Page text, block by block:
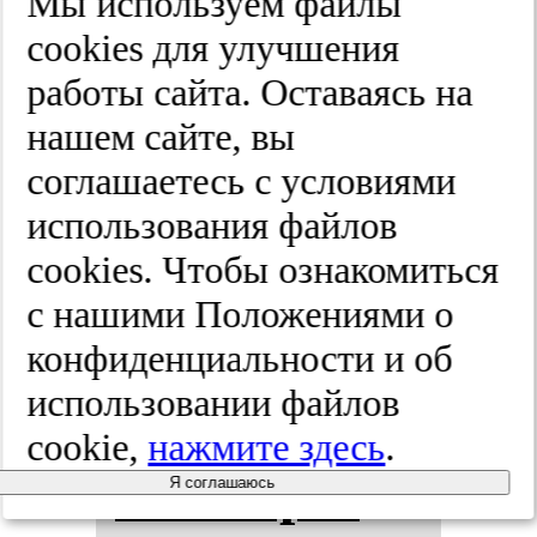
ки.
2025;(8-2):74-80
По­вы­ше­
ние дос­туп­
нос­ти ре­
пер­фу­зи­он­
ной те­ра­
cооkies для улучшения
работы сайта. Оставаясь на
нашем сайте, вы
соглашаетесь с условиями
использования файлов
cооkies. Чтобы ознакомиться
с нашими Положениями о
конфиденциальности и об
использовании файлов
cookie,нажмите здесь.
Я соглашаюсь